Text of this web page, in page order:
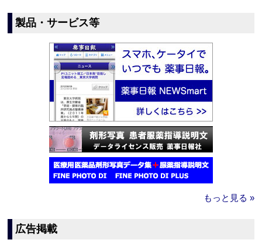
製品・サービス等
もっと見る »
広告掲載